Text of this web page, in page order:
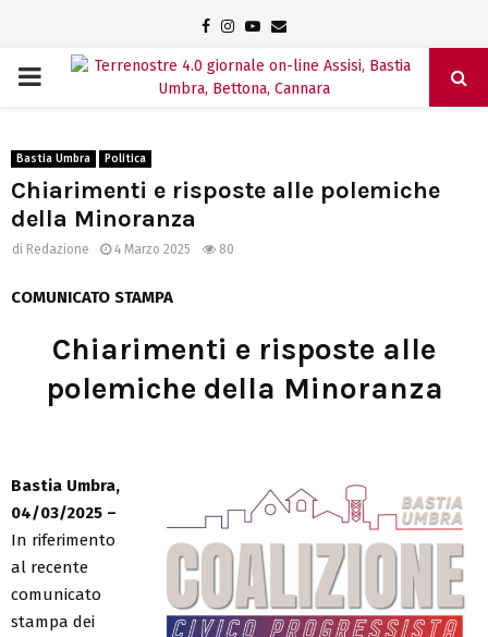
Facebook
Instagram
Youtube
Email
PRIMARY
Bastia Umbra Politica
Chiarimenti e risposte alle polemiche
della Minoranza
di Redazione 4 Marzo 2025 80
COMUNICATO STAMPA
Chiarimenti e risposte alle
polemiche della Minoranza
Bastia Umbra,
04/03/2025 –
In riferimento
al recente
comunicato
stampa dei